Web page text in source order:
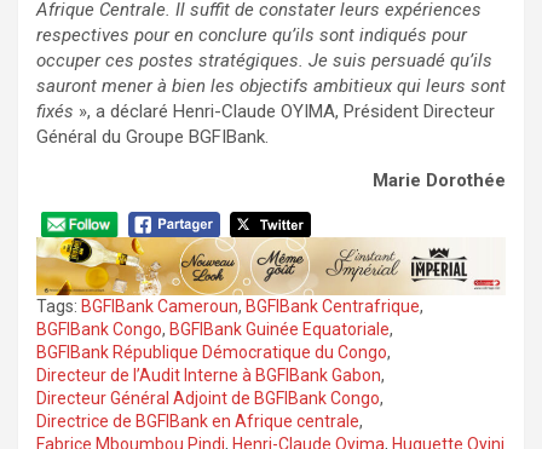
Afrique Centrale. Il suffit de constater leurs expériences
respectives pour en conclure qu’ils sont indiqués pour
occuper ces postes stratégiques. Je suis persuadé qu’ils
sauront mener à bien les objectifs ambitieux qui leurs sont
fixés », a déclaré Henri-Claude OYIMA, Président Directeur
Général du Groupe BGFIBank.
Marie Dorothée
Tags: BGFIBank Cameroun, BGFIBank Centrafrique,
BGFIBank Congo, BGFIBank Guinée Equatoriale,
BGFIBank République Démocratique du Congo,
Directeur de l’Audit Interne à BGFIBank Gabon,
Directeur Général Adjoint de BGFIBank Congo,
Directrice de BGFIBank en Afrique centrale,
Fabrice Mboumbou Pindi, Henri-Claude Oyima, Huguette Oyini